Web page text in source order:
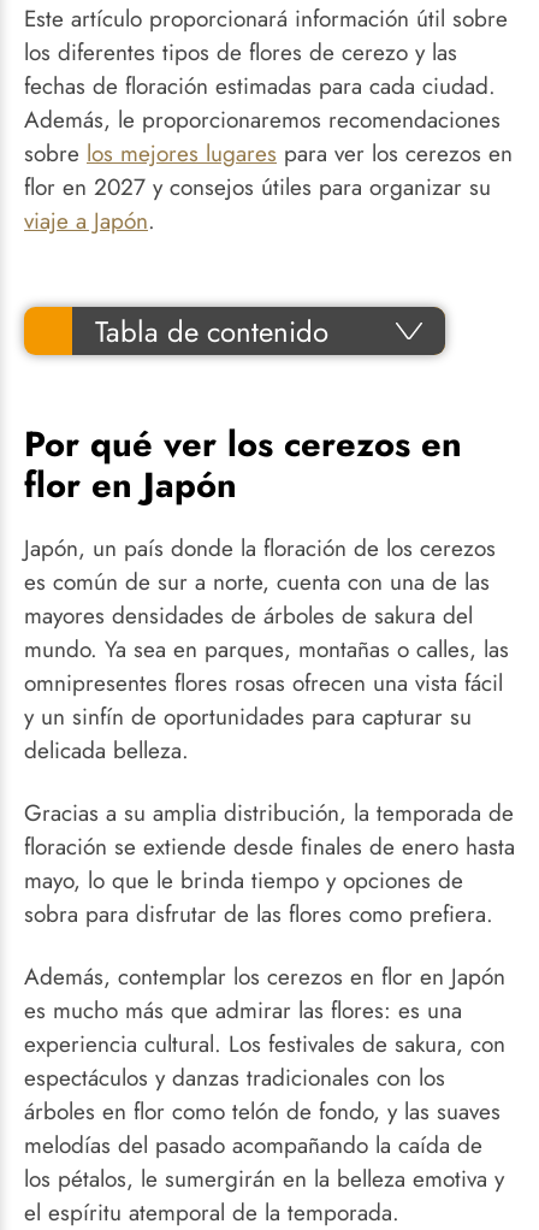
Este artículo proporcionará información útil sobre
los diferentes tipos de flores de cerezo y las
fechas de floración estimadas para cada ciudad.
Además, le proporcionaremos recomendaciones
sobre los mejores lugares para ver los cerezos en
flor en 2027 y consejos útiles para organizar su
viaje a Japón.
Tabla de contenido
Por qué ver los cerezos en
flor en Japón
Japón, un país donde la floración de los cerezos
es común de sur a norte, cuenta con una de las
mayores densidades de árboles de sakura del
mundo. Ya sea en parques, montañas o calles, las
omnipresentes flores rosas ofrecen una vista fácil
y un sinfín de oportunidades para capturar su
delicada belleza.
Gracias a su amplia distribución, la temporada de
floración se extiende desde finales de enero hasta
mayo, lo que le brinda tiempo y opciones de
sobra para disfrutar de las flores como prefiera.
Además, contemplar los cerezos en flor en Japón
es mucho más que admirar las flores: es una
experiencia cultural. Los festivales de sakura, con
espectáculos y danzas tradicionales con los
árboles en flor como telón de fondo, y las suaves
melodías del pasado acompañando la caída de
los pétalos, le sumergirán en la belleza emotiva y
el espíritu atemporal de la temporada.